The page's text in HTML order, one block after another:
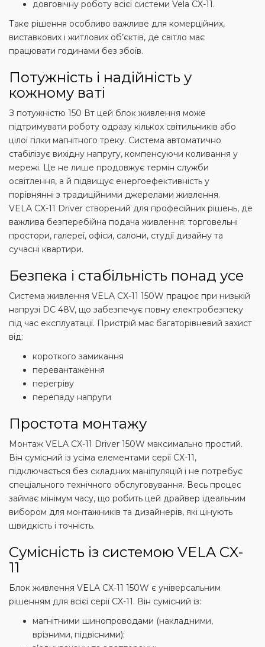
довговічну роботу всієї системи Vela CX-11.
Таке рішення особливо важливе для комерційних,
виставкових і житлових об’єктів, де світло має
працювати годинами без збоїв.
Потужність і надійність у
кожному ваті
З потужністю 150 Вт цей блок живлення може
підтримувати роботу одразу кількох світильників або
цілої гілки магнітного треку. Система автоматично
стабілізує вихідну напругу, компенсуючи коливання у
мережі. Це не лише продовжує термін служби
освітлення, а й підвищує енергоефективність у
порівнянні з традиційними джерелами живлення.
VELA CX-11 Driver створений для професійних рішень, де
важлива безперебійна подача живлення: торговельні
простори, галереї, офіси, салони, студії дизайну та
сучасні квартири.
Безпека і стабільність понад усе
Система живлення VELA CX-11 150W працює при низькій
напрузі DC 48V, що забезпечує повну електробезпеку
під час експлуатації. Пристрій має багаторівневий захист
від:
короткого замикання
перевантаження
перегріву
перепаду напруги
Простота монтажу
Монтаж VELA CX-11 Driver 150W максимально простий.
Він сумісний із усіма елементами серії CX-11,
підключається без складних маніпуляцій і не потребує
спеціального технічного обслуговування. Весь процес
займає мінімум часу, що робить цей драйвер ідеальним
вибором для монтажників та дизайнерів, які цінують
швидкість і точність.
Сумісність із системою VELA CX-
11
Блок живлення VELA CX-11 150W є універсальним
рішенням для всієї серії CX-11. Він сумісний із:
магнітними шинопроводами (накладними,
врізними, підвісними);